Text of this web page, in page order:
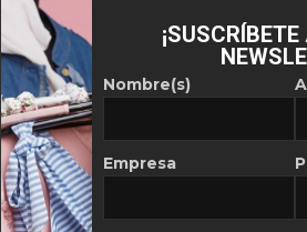
Nombre(s)
Empresa